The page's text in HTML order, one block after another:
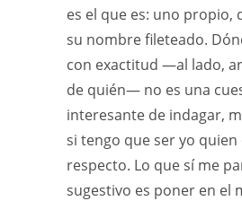
es el que es: uno propio,
su nombre fileteado.
con exactitud —al lado,
de quién— no es una
interesante de indagar,
si tengo que ser yo quien
respecto. Lo que sí me
sugestivo es poner en el